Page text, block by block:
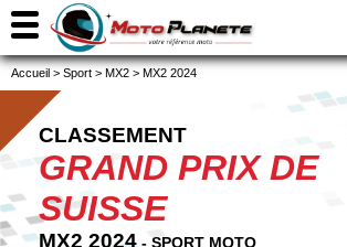
Accueil > Sport > MX2 > MX2 2024
CLASSEMENT
GRAND PRIX DE
SUISSE
MX2 2024- SPORT MOTO